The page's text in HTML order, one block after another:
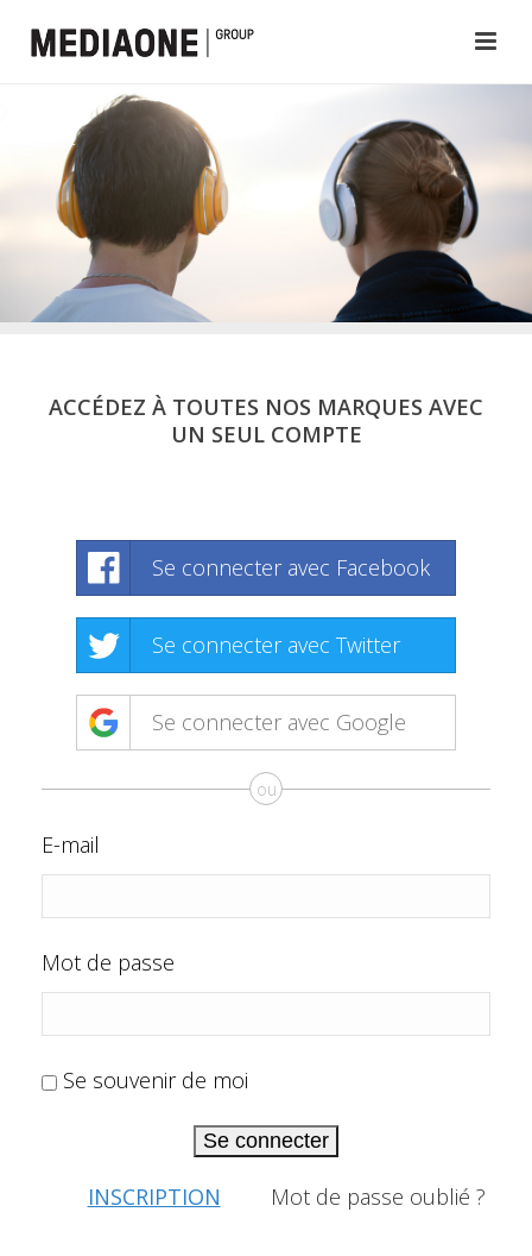
ACCÉDEZ À TOUTES NOS MARQUES AVEC
UN SEUL COMPTE
Se connecter avec Facebook
Se connecter avec Twitter
Se connecter avec Google
ou
E-mail
Mot de passe
Se souvenir de moi
Se connecter
INSCRIPTION Mot de passe oublié ?